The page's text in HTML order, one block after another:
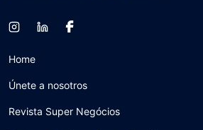
Home
Únete a nosotros
Revista Super Negócios